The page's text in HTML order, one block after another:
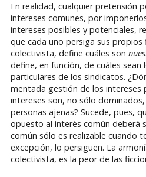
En realidad, cualquier pretensión
intereses comunes, por
intereses posibles y potenciales,
que cada uno persiga sus propios
colectivista, define cuáles son
define, en función, de cuáles sean
particulares de los sindicatos.
mentada gestión de los intereses
intereses son, no sólo
personas ajenas? Sucede, pues,
opuesto al interés común deberá
común sólo es realizable cuando
excepción, lo persiguen. La
colectivista, es la peor de las